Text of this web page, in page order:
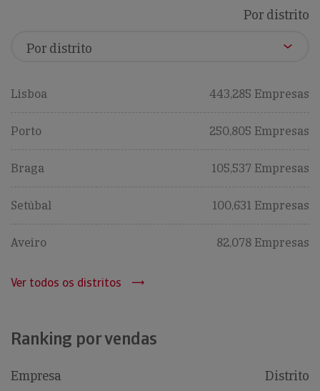
Por distrito
Lisboa 443,285 Empresas
Porto 250,805 Empresas
Braga 105,537 Empresas
Setúbal 100,631 Empresas
Aveiro 82,078 Empresas
Ver todos os distritos
Ranking por vendas
Empresa Distrito